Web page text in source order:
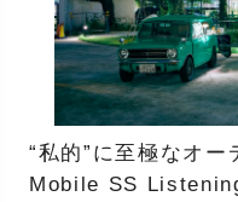
“私的”に至極なオ
Mobile SS